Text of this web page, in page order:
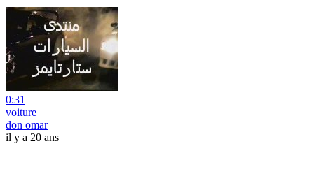
0:31
voiture
don omar
il y a 20 ans